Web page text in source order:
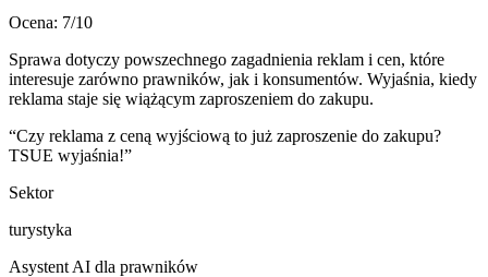
Ocena: 7/10
Sprawa dotyczy powszechnego zagadnienia reklam i cen, które
interesuje zarówno prawników, jak i konsumentów. Wyjaśnia, kiedy
reklama staje się wiążącym zaproszeniem do zakupu.
“Czy reklama z ceną wyjściową to już zaproszenie do zakupu?
TSUE wyjaśnia!”
Sektor
turystyka
Asystent AI dla prawników